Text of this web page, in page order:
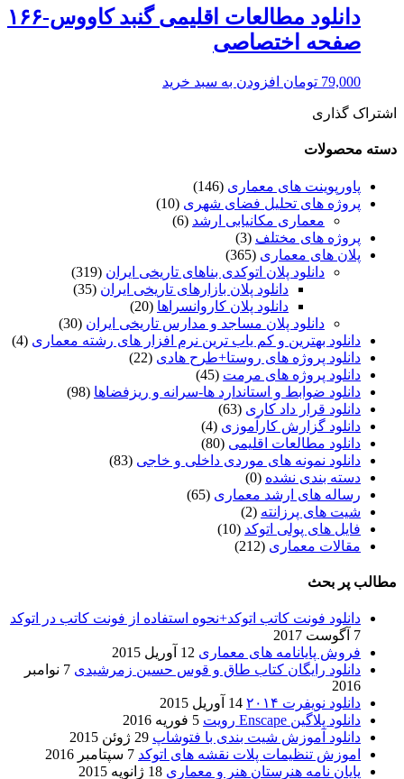
دانلود مطالعات اقلیمی گنبد کاووس-۱۶۶
صفحه اختصاصی
79,000 تومان افزودن به سبد خرید
اشتراک گذاری
دسته محصولات
پاورپوینت های معماری (146)
پروژه های تحلیل فضای شهری (10)
معماری مکانیابی ارشد (6)
پروژه های مختلف (3)
پلان های معماری (365)
دانلود پلان اتوکدی بناهای تاریخی ایران (319)
دانلود پلان بازارهای تاریخی ایران (35)
دانلود پلان کاروانسراها (20)
دانلود پلان مساجد و مدارس تاریخی ایران (30)
دانلود بهترین و کم یاب ترین نرم افزار های رشته معماری (4)
دانلود پروژه های روستا+طرح هادی (22)
دانلود پروژه های مرمت (45)
دانلود ضوابط و استاندارد ها-سرانه و ریزفضاها (98)
دانلود قرار داد کاری (63)
دانلود گزارش کارآموزی (4)
دانلود مطالعات اقلیمی (80)
دانلود نمونه های موردی داخلی و خاجی (83)
دسته بندی نشده (0)
رساله های ارشد معماری (65)
شیت های پرزانته (2)
فایل های پولی اتوکد (10)
مقالات معماری (212)
مطالب پر بحث
دانلود فونت کاتب اتوکد+نحوه استفاده از فونت کاتب در اتوکد
7 آگوست 2017
فروش پایانامه های معماری 12 آوریل 2015
دانلود رایگان کتاب طاق و قوس حسین زمرشیدی
7 نوامبر
2016
دانلود نویفرت ۲۰۱۴
14 آوریل 2015
دانلود پلاگین Enscape رویت
5 فوریه 2016
دانلود آموزش شیت بندی با فتوشاپ 29 ژوئن 2015
اموزش تنظیمات پلات نقشه های اتوکد 7 سپتامبر 2016
پایان نامه هنرستان هنر و معماري 18 ژانویه 2015